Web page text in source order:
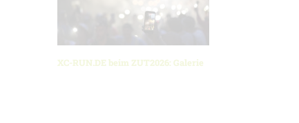
XC-RUN.DE beim ZUT2026: Galerie